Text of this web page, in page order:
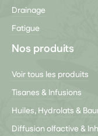
Drainage
Fatigue
Nos produits
Voir tous les produits
Tisanes & Infusions
Huiles, Hydrolats &
Diffusion olfactive &